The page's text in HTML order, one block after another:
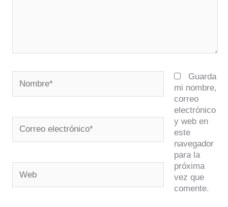
electrónico*
Guarda
mi nombre,
correo
electrónico
y web en
este
navegador
para la
próxima
vez que
comente.